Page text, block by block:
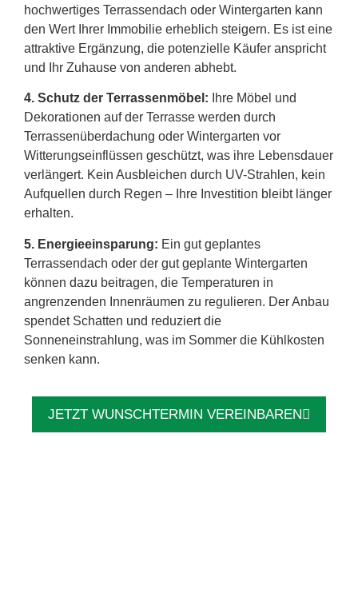
hochwertiges Terrassendach oder Wintergarten kann
den Wert Ihrer Immobilie erheblich steigern. Es ist eine
attraktive Ergänzung, die potenzielle Käufer anspricht
und Ihr Zuhause von anderen abhebt.
4. Schutz der Terrassenmöbel: Ihre Möbel und
Dekorationen auf der Terrasse werden durch
Terrassenüberdachung oder Wintergarten vor
Witterungseinflüssen geschützt, was ihre Lebensdauer
verlängert. Kein Ausbleichen durch UV-Strahlen, kein
Aufquellen durch Regen – Ihre Investition bleibt länger
erhalten.
5. Energieeinsparung: Ein gut geplantes
Terrassendach oder der gut geplante Wintergarten
können dazu beitragen, die Temperaturen in
angrenzenden Innenräumen zu regulieren. Der Anbau
spendet Schatten und reduziert die
Sonneneinstrahlung, was im Sommer die Kühlkosten
senken kann.
JETZT WUNSCHTERMIN VEREINBAREN